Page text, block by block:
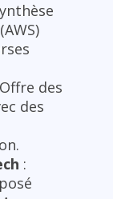
des
des
: